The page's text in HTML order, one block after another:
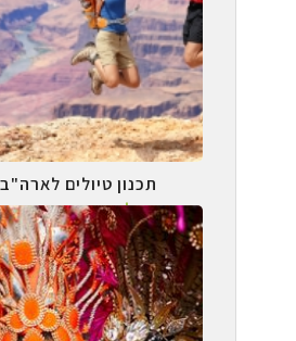
תכנון טיולים
טיול עצמאי